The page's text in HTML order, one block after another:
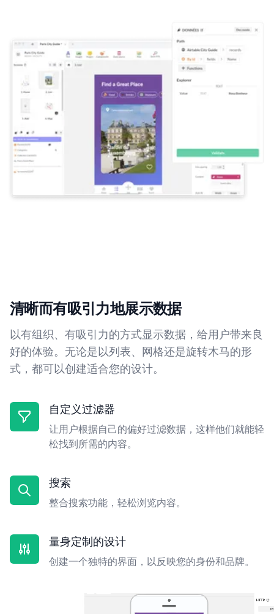
清晰而有吸引力地展示数据
以有组织、有吸引力的方式显示数据，给用户带来良
好的体验。无论是以列表、网格还是旋转木马的形
式，都可以创建适合您的设计。
自定义过滤器
让用户根据自己的偏好过滤数据，这样他们就能轻
松找到所需的内容。
搜索
整合搜索功能，轻松浏览内容。
量身定制的设计
创建一个独特的界面，以反映您的身份和品牌。